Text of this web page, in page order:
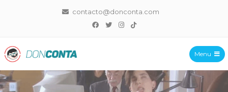
contacto@donconta.com
DonConta
Menu